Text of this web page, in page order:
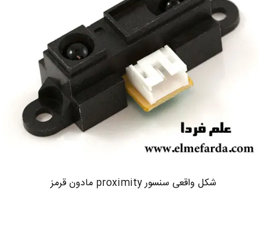
شکل واقعی سنسور proximity مادون قرمز